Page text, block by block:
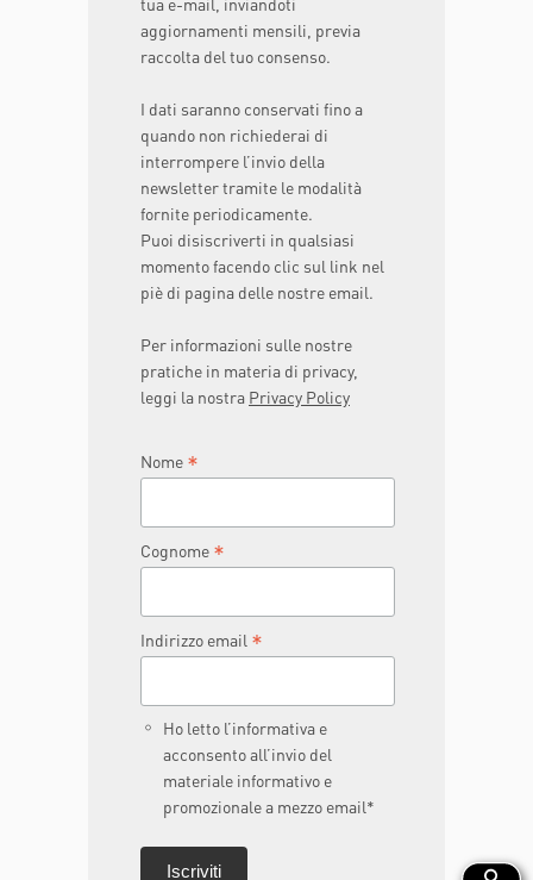
aggiornamenti mensili, previa
raccolta del tuo consenso.
I dati saranno conservati fino a
quando non richiederai di
interrompere l’invio della
newsletter tramite le modalità
fornite periodicamente.
Puoi disiscriverti in qualsiasi
momento facendo clic sul link nel
piè di pagina delle nostre email.
Per informazioni sulle nostre
pratiche in materia di privacy,
leggi la nostra Privacy Policy
Nome *
Cognome *
Indirizzo email *
Ho letto l’informativa e
acconsento all’invio del
materiale informativo e
promozionale a mezzo email*